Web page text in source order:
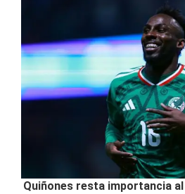
Quiñones resta importancia